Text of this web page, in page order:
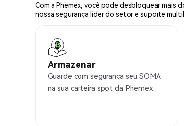
Com a Phemex, você pode desbloquear
nossa segurança líder do setor e suporte
Armazenar
Guarde com segurança seu SOMA
na sua carteira spot da Phemex